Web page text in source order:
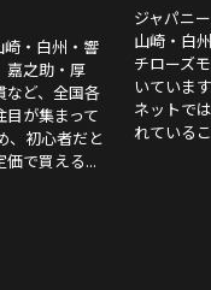
崎・白州・響
嘉之助・厚
など、全国各
が集まって
、初心者だと
価で買える...
ジャパニ
山崎・白
チローズ
いていま
ネットで
れている